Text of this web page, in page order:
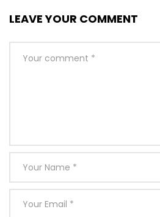
LEAVE YOUR COMMENT